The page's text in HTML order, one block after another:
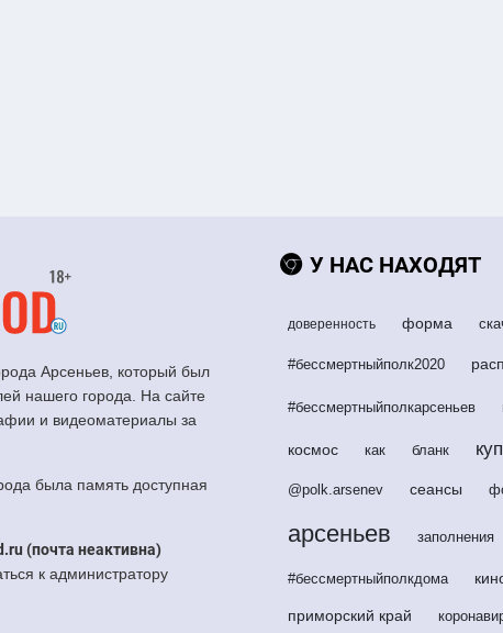
Арсеньев, который был
нашего города. На сайте
и видеоматериалы за
была память доступная
(почта неактивна)
к администратору
У НАС НАХОДЯТ
доверенность форма
#бессмертныйполк2020
#бессмертныйполкарсеньев
космос как бланк
@polk.arsenev сеансы
арсеньев заполнения
#бессмертныйполкдома
приморский край